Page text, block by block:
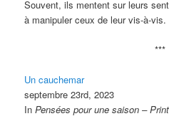
Souvent, ils mentent sur leurs
à manipuler ceux de leur vis-à-vis.
***
Un cauchemar
septembre 23rd, 2023
InPensées pour une saison –